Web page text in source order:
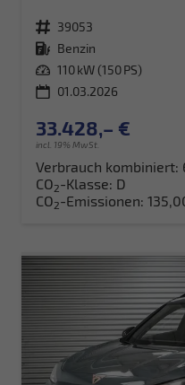
Fahrzeugnr. 39053
Kraftstoff Benzin
Leistung 110 kW (150 PS)
01.03.2026
33.428,– €
incl. 19% MwSt.
Verbrauch kombiniert:
CO2-Klasse: D
CO2-Emissionen: